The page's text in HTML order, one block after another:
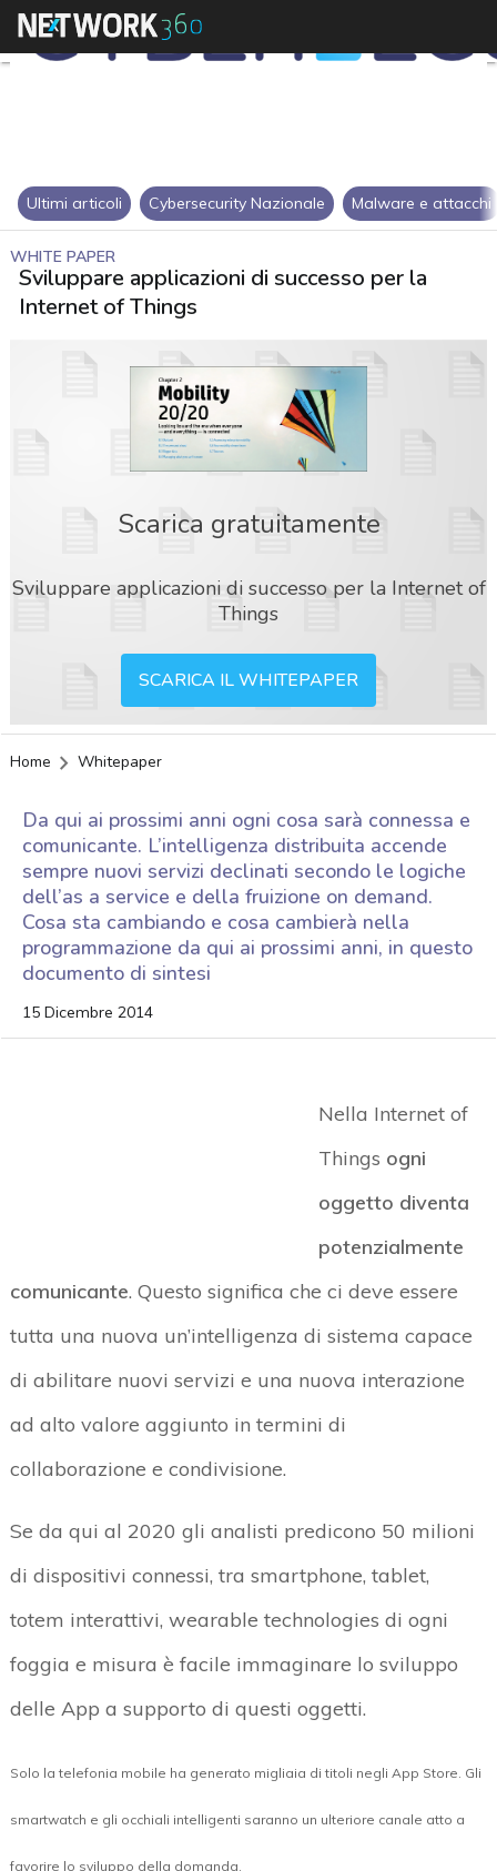
Ultimi articoli Cybersecurity Nazionale Malware e attacchi
WHITE PAPER
Sviluppare applicazioni di successo per la
Internet of Things
Scarica gratuitamente
Sviluppare applicazioni di successo per la Internet of
Things
SCARICA IL WHITEPAPER
Home Whitepaper
Da qui ai prossimi anni ogni cosa sarà connessa e
comunicante. L’intelligenza distribuita accende
sempre nuovi servizi declinati secondo le logiche
dell’as a service e della fruizione on demand.
Cosa sta cambiando e cosa cambierà nella
programmazione da qui ai prossimi anni, in questo
documento di sintesi
15 Dicembre 2014
Nella Internet of
Things ogni
oggetto diventa
potenzialmente
comunicante. Questo significa che ci deve essere
tutta una nuova un’intelligenza di sistema capace
di abilitare nuovi servizi e una nuova interazione
ad alto valore aggiunto in termini di
collaborazione e condivisione.
Se da qui al 2020 gli analisti predicono 50 milioni
di dispositivi connessi, tra smartphone, tablet,
totem interattivi, wearable technologies di ogni
foggia e misura è facile immaginare lo sviluppo
delle App a supporto di questi oggetti.
Solo la telefonia mobile ha generato migliaia di titoli negli App Store. Gli
smartwatch e gli occhiali intelligenti saranno un ulteriore canale atto a
favorire lo sviluppo della domanda.